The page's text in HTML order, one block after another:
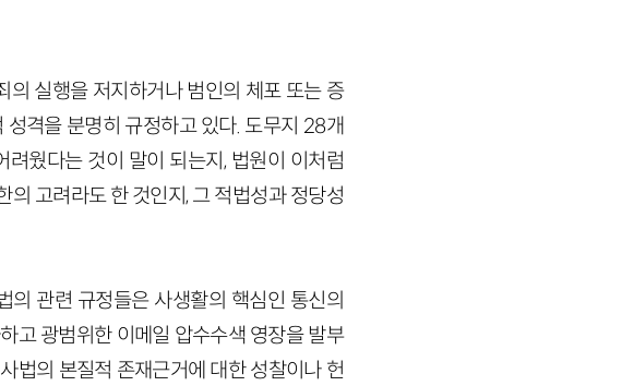
실행을 저지하거나 범인의 체포 또는 증
격을 분명히 규정하고 있다. 도무지 28개
웠다는 것이 말이 되는지, 법원이 이처럼
고려라도 한 것인지, 그 적법성과 정당성
관련 규정들은 사생활의 핵심인 통신의
고 광범위한 이메일 압수수색 영장을 발부
법의 본질적 존재근거에 대한 성찰이나 헌